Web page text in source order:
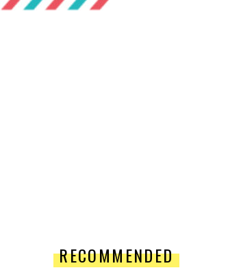
RECOMMENDED